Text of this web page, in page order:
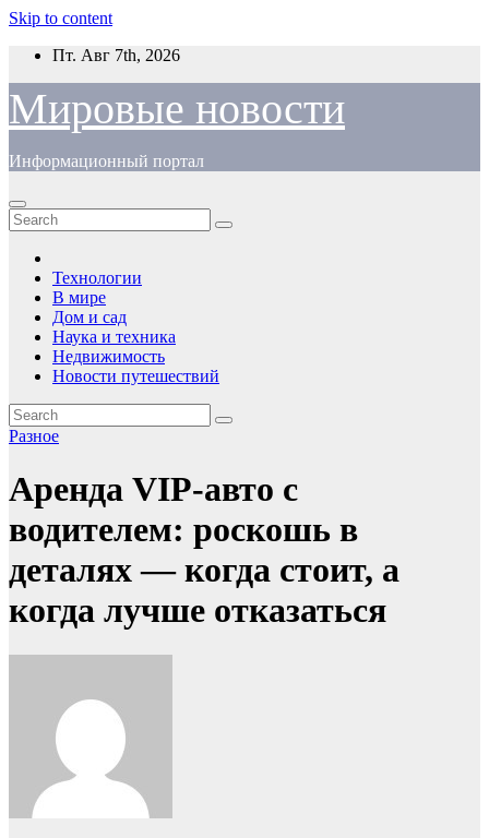
Skip to content
Пт. Авг 7th, 2026
Мировые новости
Информационный портал
Технологии
В мире
Дом и сад
Наука и техника
Недвижимость
Новости путешествий
Разное
Аренда VIP-авто с
водителем: роскошь в
деталях — когда стоит, а
когда лучше отказаться